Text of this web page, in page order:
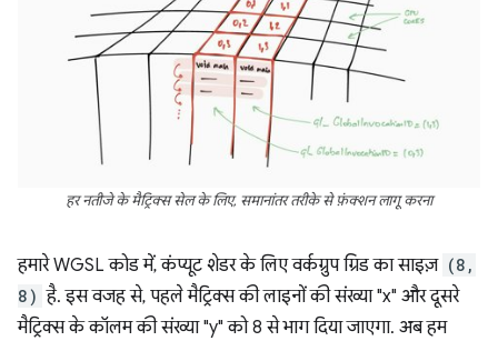
हर नतीजे के मैट्रिक्स सेल के लिए, समानांतर तरीके से फ़ंक्शन लागू करना
हमारे WGSL कोड में, कंप्यूट शेडर के लिए वर्कग्रुप ग्रिड का साइज़ (8,
8) है. इस वजह से, पहले मैट्रिक्स की लाइनों की संख्या "x" और दूसरे
मैट्रिक्स के कॉलम की संख्या "y" को 8 से भाग दिया जाएगा. अब हम